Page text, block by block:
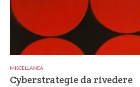
MISCELLANEA
Cyberstrategie da rivedere